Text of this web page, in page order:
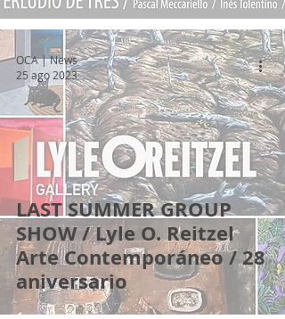
LAST SUMMER GROUP
SHOW / Lyle O. Reitzel
Arte Contemporáneo / 28
aniversario
OCA | News
25 ago 2023